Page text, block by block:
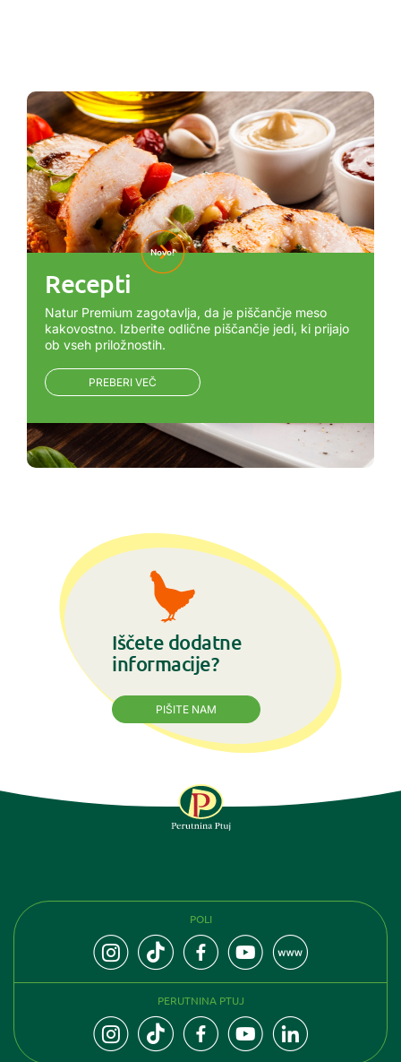
Recepti
Novo!
Natur Premium zagotavlja, da je piščančje meso
kakovostno. Izberite odlične piščančje jedi, ki prijajo
ob vseh priložnostih.
PREBERI VEČ
Iščete dodatne
informacije?
PIŠITE NAM
POLI
PERUTNINA PTUJ